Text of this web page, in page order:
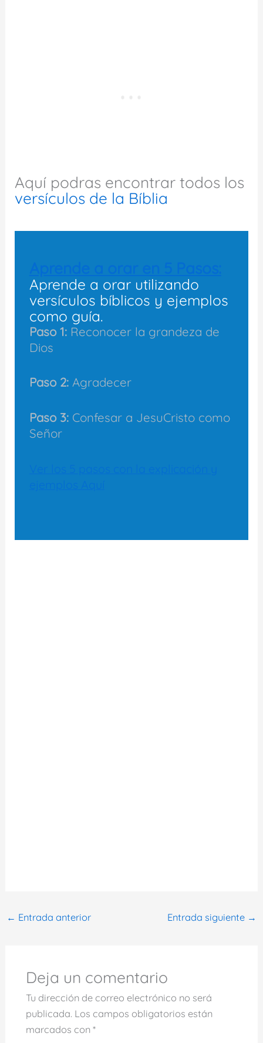
Aquí podras encontrar todos los
versículos de la Bíblia
Aprende a orar utilizando
versículos bíblicos y ejemplos
como guía.
Paso 1:Reconocer la grandeza de
Dios
Paso 2:Agradecer
Paso 3: Confesar a JesuCristo como
Señor
← Entrada anterior Entrada siguiente →
Deja un comentario
Tu dirección de correo electrónico no será
publicada. Los campos obligatorios están
marcados con *